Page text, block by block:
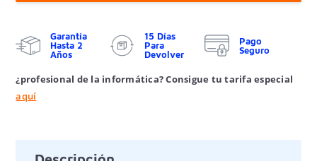
Garantía
Hasta 2
Años
15 Días
Para
Devolver
Pago
Seguro
¿profesional de la informática? Consigue tu tarifa especial
aquí